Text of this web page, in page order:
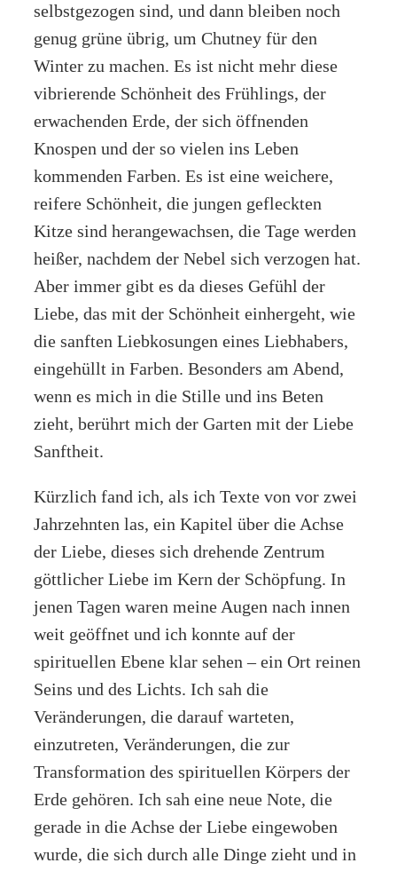
selbstgezogen sind, und dann bleiben noch
genug grüne übrig, um Chutney für den
Winter zu machen. Es ist nicht mehr diese
vibrierende Schönheit des Frühlings, der
erwachenden Erde, der sich öffnenden
Knospen und der so vielen ins Leben
kommenden Farben. Es ist eine weichere,
reifere Schönheit, die jungen gefleckten
Kitze sind herangewachsen, die Tage werden
heißer, nachdem der Nebel sich verzogen hat.
Aber immer gibt es da dieses Gefühl der
Liebe, das mit der Schönheit einhergeht, wie
die sanften Liebkosungen eines Liebhabers,
eingehüllt in Farben. Besonders am Abend,
wenn es mich in die Stille und ins Beten
zieht, berührt mich der Garten mit der Liebe
Sanftheit.
Kürzlich fand ich, als ich Texte von vor zwei
Jahrzehnten las, ein Kapitel über die Achse
der Liebe, dieses sich drehende Zentrum
göttlicher Liebe im Kern der Schöpfung. In
jenen Tagen waren meine Augen nach innen
weit geöffnet und ich konnte auf der
spirituellen Ebene klar sehen – ein Ort reinen
Seins und des Lichts. Ich sah die
Veränderungen, die darauf warteten,
einzutreten, Veränderungen, die zur
Transformation des spirituellen Körpers der
Erde gehören. Ich sah eine neue Note, die
gerade in die Achse der Liebe eingewoben
wurde, die sich durch alle Dinge zieht und in